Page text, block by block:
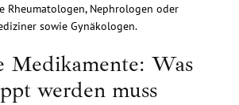
Rheumatologen, Nephrologen oder
sowie Gynäkologen.
Medikamente: Was
werden muss